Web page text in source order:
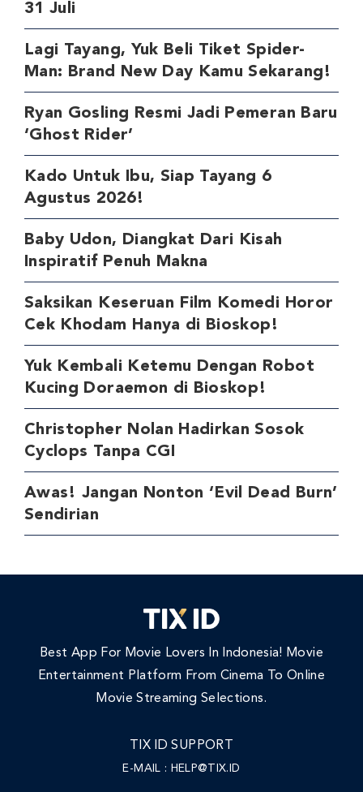
31 Juli
Lagi Tayang, Yuk Beli Tiket Spider-
Man: Brand New Day Kamu Sekarang!
Ryan Gosling Resmi Jadi Pemeran Baru
‘Ghost Rider’
Kado Untuk Ibu, Siap Tayang 6
Agustus 2026!
Baby Udon, Diangkat Dari Kisah
Inspiratif Penuh Makna
Saksikan Keseruan Film Komedi Horor
Cek Khodam Hanya di Bioskop!
Yuk Kembali Ketemu Dengan Robot
Kucing Doraemon di Bioskop!
Christopher Nolan Hadirkan Sosok
Cyclops Tanpa CGI
Awas! Jangan Nonton ‘Evil Dead Burn’
Sendirian
Best App For Movie Lovers In Indonesia! Movie
Entertainment Platform From Cinema To Online
Movie Streaming Selections.
TIX ID SUPPORT
E-MAIL : HELP@TIX.ID